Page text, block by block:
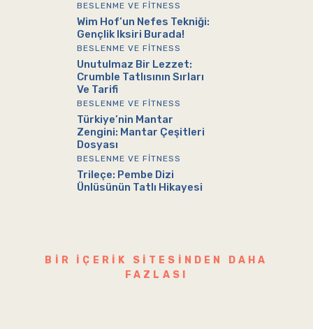
BESLENME VE FITNESS
Wim Hof’un Nefes Tekniği:
Gençlik Iksiri Burada!
BESLENME VE FITNESS
Unutulmaz Bir Lezzet:
Crumble Tatlısının Sırları
Ve Tarifi
BESLENME VE FITNESS
Türkiye’nin Mantar
Zengini: Mantar Çeşitleri
Dosyası
BESLENME VE FITNESS
Trileçe: Pembe Dizi
Ünlüsünün Tatlı Hikayesi
BIR IÇERIK SITESINDEN DAHA
FAZLASI